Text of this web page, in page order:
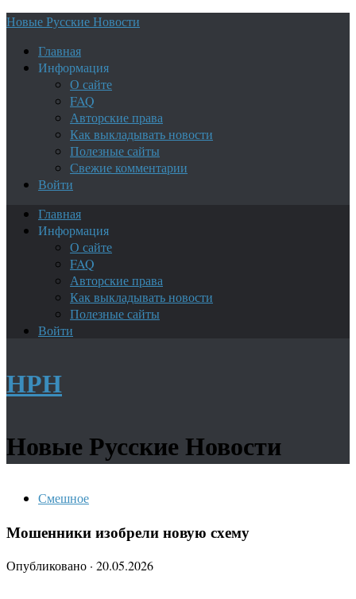
Новые Русские Новости
Главная
Информация
О сайте
FAQ
Авторские права
Как выкладывать новости
Полезные сайты
Свежие комментарии
Войти
Главная
Информация
О сайте
FAQ
Авторские права
Как выкладывать новости
Полезные сайты
Войти
НРН
Новые Русские Новости
Смешное
Мошенники изобрели новую схему
Опубликовано · 20.05.2026